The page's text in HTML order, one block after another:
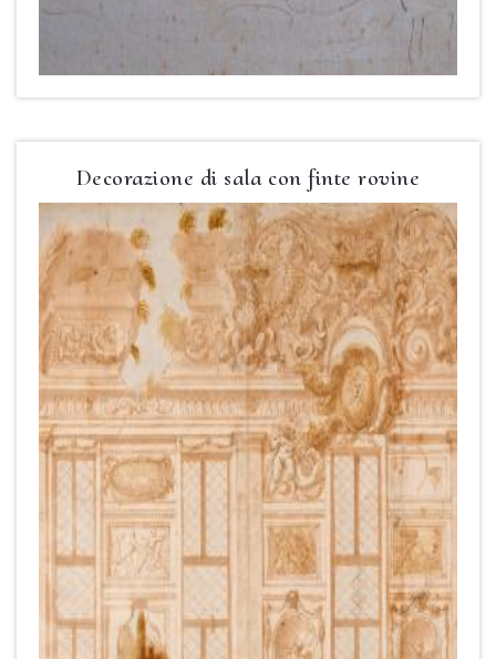
Decorazione di sala con finte rovine